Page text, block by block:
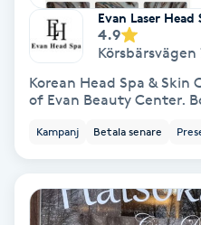
Massage
Medial vägledning
Medicinsk massage
Meditation
Evan Laser Head
4.9
Körsbärsvägen
Korean Head Spa & Skin
of Evan Beauty Center.
Kampanj Betala senare